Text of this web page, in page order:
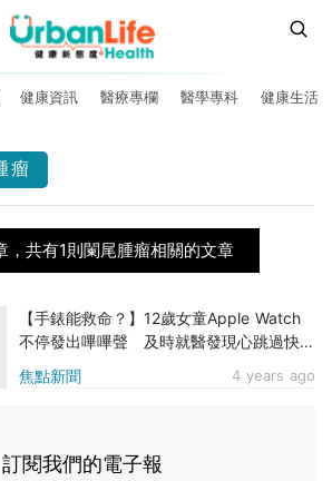
健康資訊 醫療專欄 醫學專科 健康生活
瘤
，共有1則闌尾腫瘤相關的文章
焦點新聞 4 years ago
【手錶能救命？】12歲女童Apple Watch
不停發出嗶嗶聲 及時就醫發現心跳過快患
癌救回一命
訂閱我們的電子報